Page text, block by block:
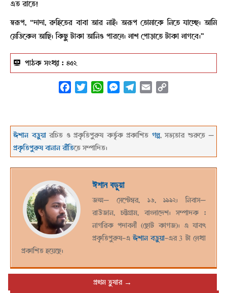
এত রাতে!
স্বরূপ, “দাদা, রুহিতের বাবা আর নাই। অরূপ তোমাকে নিতে যাচ্ছে। আমি
মেডিকেল আছি। কিছু টাকা আনিও পারলে। লাশ পোড়াতে টাকা লাগবে।”
পাঠক সংখ্যা : ৪৫২
FacebookTwitterWhatsAppMessengerTelegram
Email
ঈশান বড়ুয়ারচিত ও প্রকৃতিপুরুষ কর্ত্তৃক প্রকাশিত গল্প, সভ্যতার শুরুতে —
প্রকৃতিপুরুষ বানান রীতিতে সম্পাদিত।
ঈশান বড়ুয়া
জন্ম— সেপ্টেম্বর, ১৬, ১৯৯২। নিবাস—
রাউজান, চট্টগ্রাম, বাংলাদেশ। সম্পাদক :
নাগরিক পদাবলী (ছোট কাগজ)। এ যাবৎ
প্রকৃতিপুরুষ-এঈশান বড়ুয়া-এর 3 টা লেখা
প্রকাশিত হয়েছে।
প্রথম তুষার→